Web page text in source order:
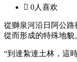
 0人喜欢
從獅泉河沿日阿公路
從而形成的特殊地貌
“到達紮達土林，這